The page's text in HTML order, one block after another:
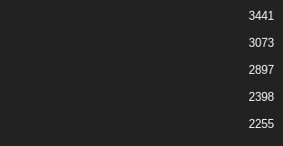
3441
3073
2897
2398
2255